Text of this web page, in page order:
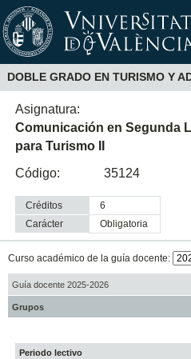
DOBLE GRADO EN TURISMO Y
Asignatura:
Comunicación en Segunda
para Turismo II
Código:
35124
Créditos
6
Carácter
obligatoria
Curso académico de la guía docente:
Guía docente 2025-2026
Grupos
Periodo lectivo